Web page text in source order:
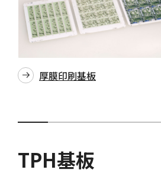
厚膜印刷基板
TPH基板